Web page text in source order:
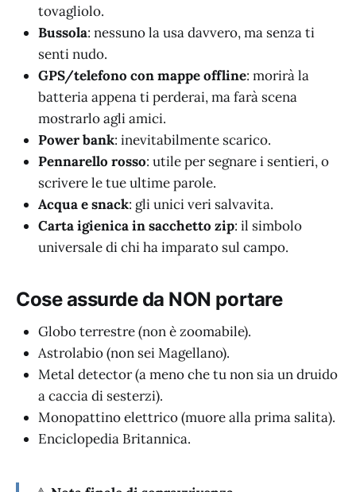
tovagliolo.
Bussola: nessuno la usa davvero, ma senza ti
senti nudo.
GPS/telefono con mappe offline: morirà la
batteria appena ti perderai, ma farà scena
mostrarlo agli amici.
Power bank: inevitabilmente scarico.
Pennarello rosso: utile per segnare i sentieri, o
scrivere le tue ultime parole.
Acqua e snack: gli unici veri salvavita.
Carta igienica in sacchetto zip: il simbolo
universale di chi ha imparato sul campo.
Cose assurde da NON portare
Globo terrestre (non è zoomabile).
Astrolabio (non sei Magellano).
Metal detector (a meno che tu non sia un druido
a caccia di sesterzi).
Monopattino elettrico (muore alla prima salita).
Enciclopedia Britannica.